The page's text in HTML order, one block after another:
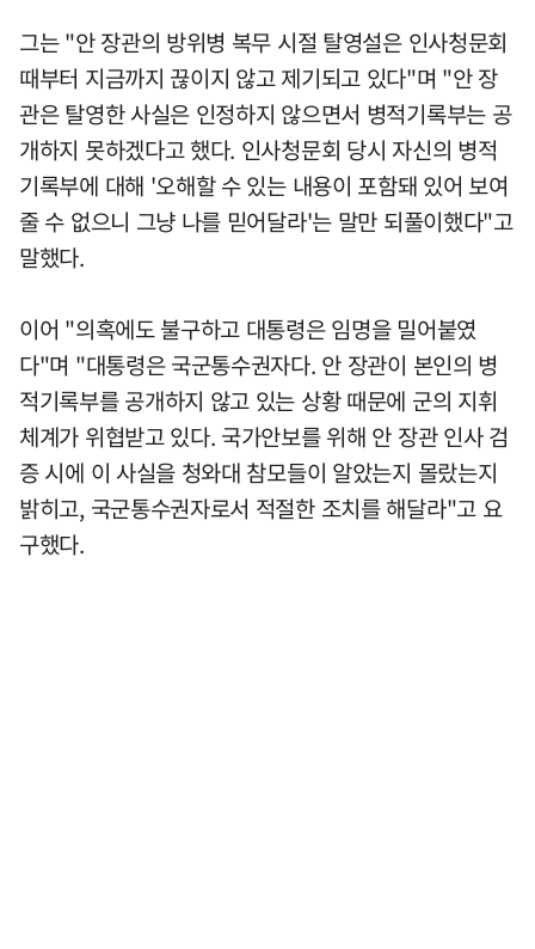
그는 "안 장관의 방위병 복무 시절 탈영설은 인사청문회
때부터 지금까지 끊이지 않고 제기되고 있다"며 "안 장
관은 탈영한 사실은 인정하지 않으면서 병적기록부는 공
개하지 못하겠다고 했다. 인사청문회 당시 자신의 병적
기록부에 대해 '오해할 수 있는 내용이 포함돼 있어 보여
줄 수 없으니 그냥 나를 믿어달라'는 말만 되풀이했다"고
말했다.
이어 "의혹에도 불구하고 대통령은 임명을 밀어붙였
다"며 "대통령은 국군통수권자다. 안 장관이 본인의 병
적기록부를 공개하지 않고 있는 상황 때문에 군의 지휘
체계가 위협받고 있다. 국가안보를 위해 안 장관 인사 검
증 시에 이 사실을 청와대 참모들이 알았는지 몰랐는지
밝히고, 국군통수권자로서 적절한 조치를 해달라"고 요
구했다.